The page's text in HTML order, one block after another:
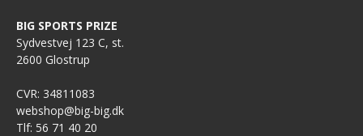
BIG SPORTS PRIZE
Sydvestvej 123 C, st.
2600 Glostrup
CVR: 34811083
webshop@big-big.dk
Tlf: 56 71 40 20